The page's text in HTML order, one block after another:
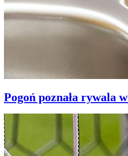
Pogoń poznała rywala